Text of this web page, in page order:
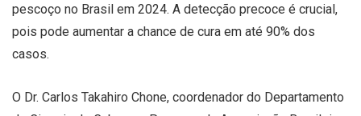
pescoço no Brasil em 2024. A detecção precoce é crucial,
pois pode aumentar a chance de cura em até 90% dos
casos.
O Dr. Carlos Takahiro Chone, coordenador do Departamento